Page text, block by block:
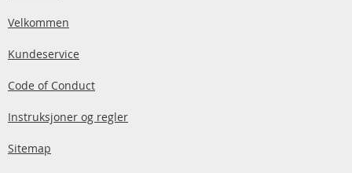
Velkommen
Kundeservice
Code of Conduct
Instruksjoner og regler
Sitemap